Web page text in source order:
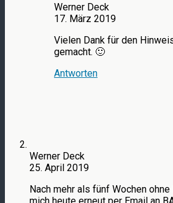
Werner Deck
17. März 2019
Vielen Dank für den
gemacht. 🙂
Antworten
Werner Deck
25. April 2019
Nach mehr als fünf Wochen